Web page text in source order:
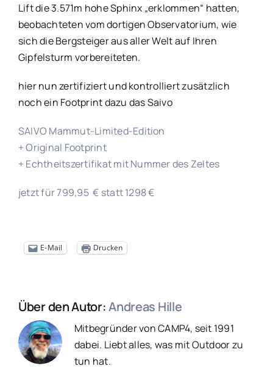
Lift die 3.571m hohe Sphinx „erklommen“ hatten,
beobachteten vom dortigen Observatorium, wie
sich die Bergsteiger aus aller Welt auf Ihren
Gipfelsturm vorbereiteten.
hier nun zertifiziert und kontrolliert zusätzlich
noch ein Footprint dazu das Saivo
SAIVO Mammut-Limited-Edition
+ Original Footprint
+ Echtheitszertifikat mit Nummer des Zeltes
jetzt für 799,95 € statt 1298 €
E-Mail Drucken
Über den Autor:Andreas Hille
Mitbegründer von CAMP4, seit 1991
dabei. Liebt alles, was mit Outdoor zu
tun hat.